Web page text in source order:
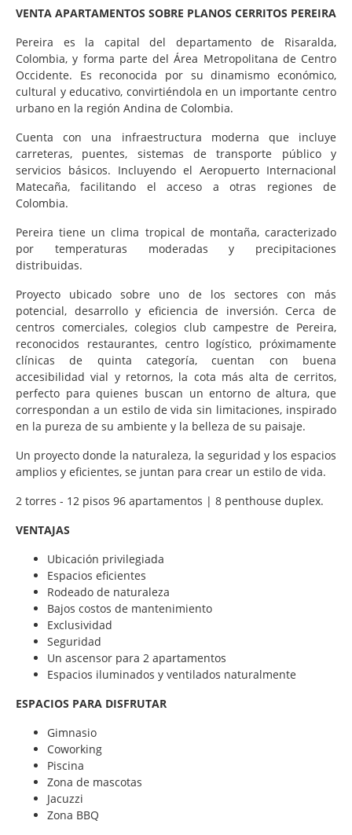
VENTA APARTAMENTOS SOBRE PLANOS CERRITOS PEREIRA
Pereira es la capital del departamento de Risaralda,
Colombia, y forma parte del Área Metropolitana de Centro
Occidente. Es reconocida por su dinamismo económico,
cultural y educativo, convirtiéndola en un importante centro
urbano en la región Andina de Colombia.
Cuenta con una infraestructura moderna que incluye
carreteras, puentes, sistemas de transporte público y
servicios básicos. Incluyendo el Aeropuerto Internacional
Matecaña, facilitando el acceso a otras regiones de
Colombia.
Pereira tiene un clima tropical de montaña, caracterizado
por temperaturas moderadas y precipitaciones
distribuidas.
Proyecto ubicado sobre uno de los sectores con más
potencial, desarrollo y eficiencia de inversión. Cerca de
centros comerciales, colegios club campestre de Pereira,
reconocidos restaurantes, centro logístico, próximamente
clínicas de quinta categoría, cuentan con buena
accesibilidad vial y retornos, la cota más alta de cerritos,
perfecto para quienes buscan un entorno de altura, que
correspondan a un estilo de vida sin limitaciones, inspirado
en la pureza de su ambiente y la belleza de su paisaje.
Un proyecto donde la naturaleza, la seguridad y los espacios
amplios y eficientes, se juntan para crear un estilo de vida.
2 torres - 12 pisos 96 apartamentos | 8 penthouse duplex.
VENTAJAS
Ubicación privilegiada
Espacios eficientes
Rodeado de naturaleza
Bajos costos de mantenimiento
Exclusividad
Seguridad
Un ascensor para 2 apartamentos
Espacios iluminados y ventilados naturalmente
ESPACIOS PARA DISFRUTAR
Gimnasio
Coworking
Piscina
Zona de mascotas
Jacuzzi
Zona BBQ